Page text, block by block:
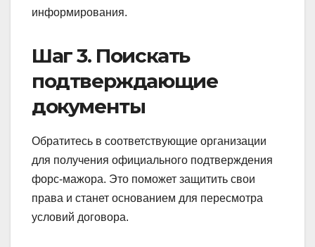
информирования.
Шаг 3. Поискать
подтверждающие
документы
Обратитесь в соответствующие организации
для получения официального подтверждения
форс-мажора. Это поможет защитить свои
права и станет основанием для пересмотра
условий договора.